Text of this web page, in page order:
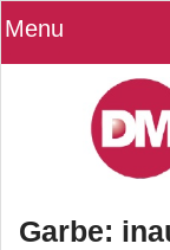
Menu
Garbe: